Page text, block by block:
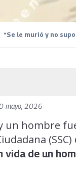
“Se le murió y no
mayo, 2026
un hombre
vida de un